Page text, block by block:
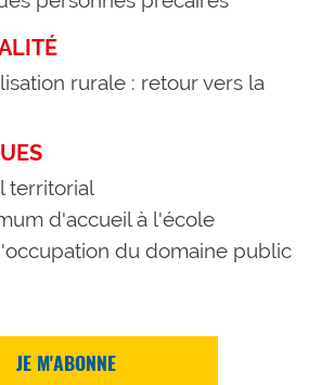
rurale : retour vers la
territorial
d'accueil à l'école
du domaine public
JE M'ABONNE